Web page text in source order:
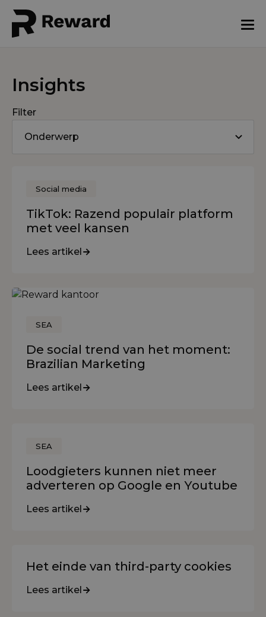
Insights
Filter
Onderwerp
Social media
TikTok: Razend populair platform
met veel kansen
Lees artikel
SEA
De social trend van het moment:
Brazilian Marketing
Lees artikel
SEA
Loodgieters kunnen niet meer
adverteren op Google en Youtube
Lees artikel
Het einde van third-party cookies
Lees artikel